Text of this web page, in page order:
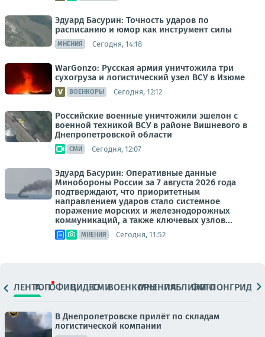
Эдуард Басурин: Точность ударов по
расписанию и юмор как инструмент силы
МНЕНИЯ Сегодня, 14:18
WarGonzo: Русская армия уничтожила три
сухогруза и логистический узел ВСУ в Изюме
ВОЕНКОРЫ Сегодня, 12:12
Российские военные уничтожили эшелон с
военной техникой ВСУ в районе Вишневого в
Днепропетровской области
СМИ Сегодня, 12:07
Эдуард Басурин: Оперативные данные
Минобороны России за 7 августа 2026 года
подтверждают, что приоритетным
направлением ударов стало системное
поражение морских и железнодорожных
коммуникаций, а также ключевых узлов...
МНЕНИЯ Сегодня, 11:52
ЛЕНТАТОПОФИЦ.ВИДЕОСМИВОЕНКОРЫМНЕНИЯПАБЛИКИ
ФОТОЛОНГРИДЫ
В Днепропетровске прилёт по складам
логистической компании